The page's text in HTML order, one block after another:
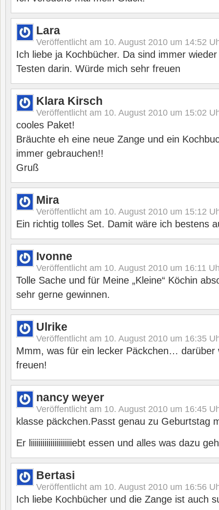
Lara
Veröffentlicht am 10. August 2010 um 14:52
Ich liebe ja Kochbücher. Da sind immer
Testen darin. Würde mich sehr freuen
Klara Kirsch
Veröffentlicht am 10. August 2010 um 15:02
cooles Paket!
Bräuchte eh eine neue Zange und ein
immer gebrauchen!!
Gruß
Mira
Veröffentlicht am 10. August 2010 um 15:12
Ein richtig tolles Set. Damit wäre ich bestens
Ivonne
Veröffentlicht am 10. August 2010 um 16:11
Tolle Sache und für Meine „Kleine“ Köchin
sehr gerne gewinnen.
Ulrike
Veröffentlicht am 10. August 2010 um 16:35
Mmm, was für ein lecker Päckchen… darüber
freuen!
nancy weyer
Veröffentlicht am 10. August 2010 um 16:45
klasse päckchen.Passt genau zu Geburtstag
Er liiiiiiiiiiiiiiiiiiiiiebt essen und alles was dazu
Bertasi
Veröffentlicht am 10. August 2010 um 16:56
Ich liebe Kochbücher und die Zange ist auch